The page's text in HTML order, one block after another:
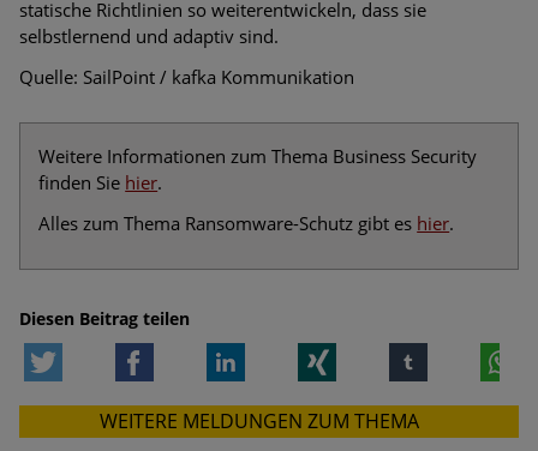
statische Richtlinien so weiterentwickeln, dass sie
selbstlernend und adaptiv sind.
Quelle: SailPoint / kafka Kommunikation
Weitere Informationen zum Thema Business Security
finden Sie hier.
Alles zum Thema Ransomware-Schutz gibt es hier.
Diesen Beitrag teilen
Facebook LinkedIn tumblr
WEITERE MELDUNGEN ZUM THEMA